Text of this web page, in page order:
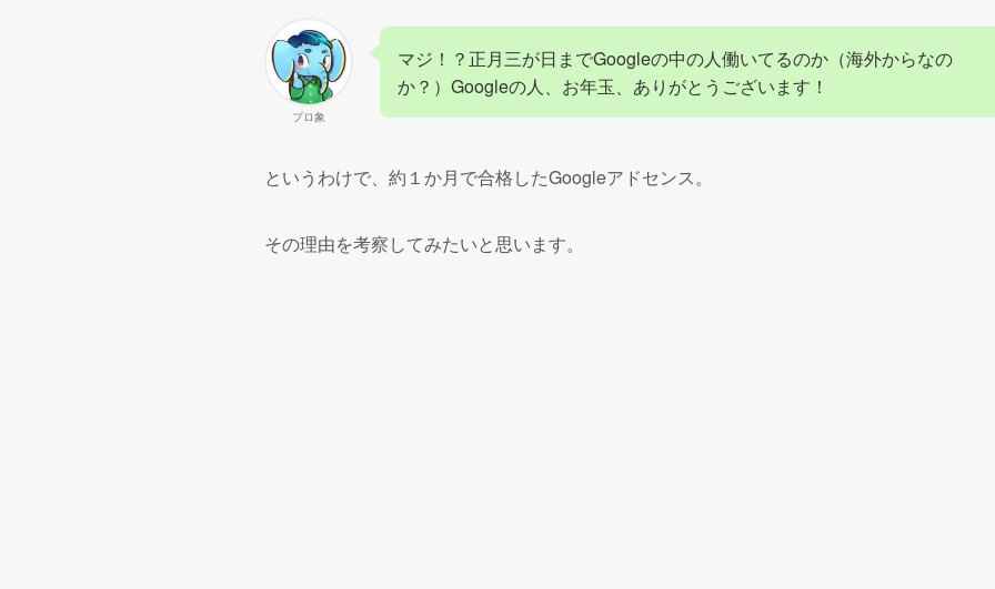
プロ象
マジ！？正月三が日までGoogleの中の人働いてるのか（海外からなの
か？）Googleの人、お年玉、ありがとうございます！
というわけで、約１か月で合格したGoogleアドセンス。
その理由を考察してみたいと思います。